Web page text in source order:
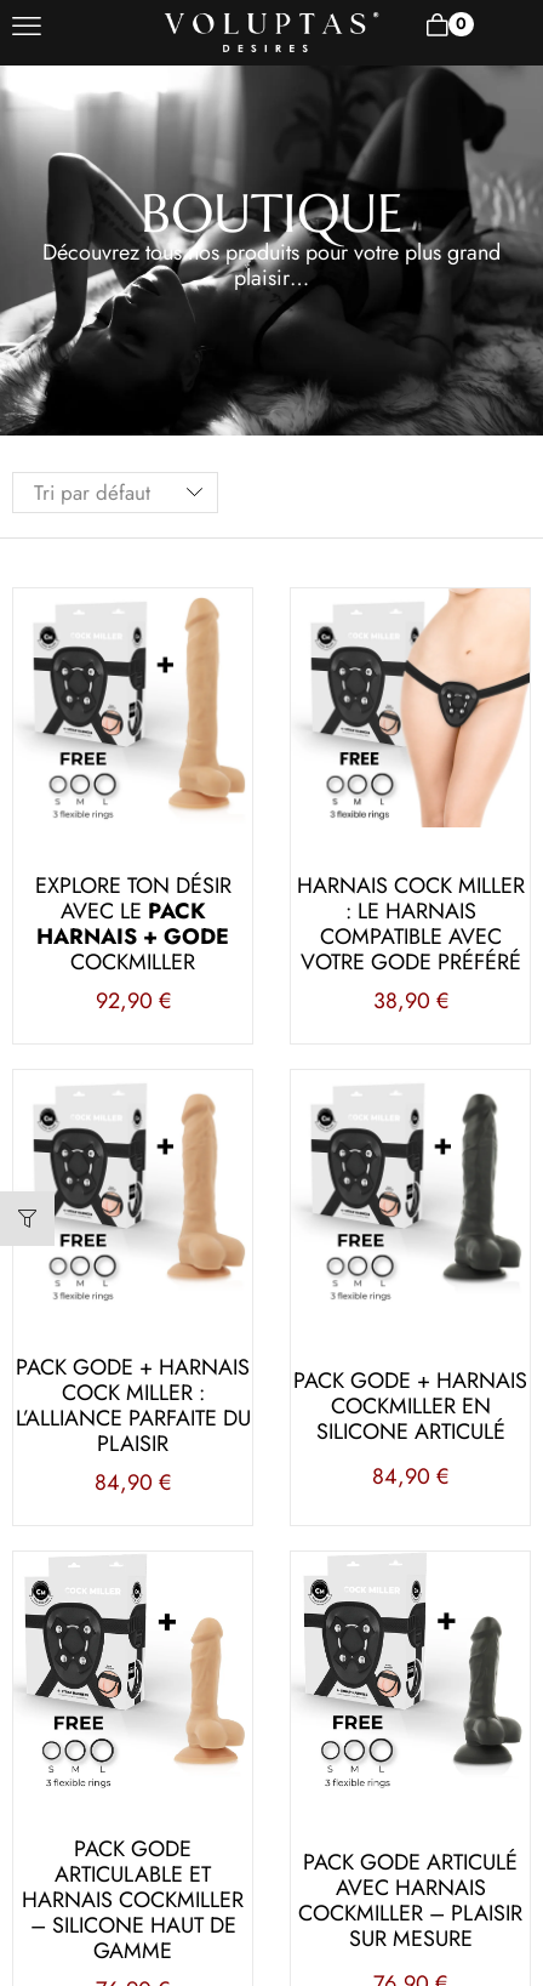
0
BOUTIQUE
Découvrez tous nos produits pour votre plus grand
plaisir…
EXPLORE TON DÉSIR
AVEC LE PACK
HARNAIS + GODE
COCKMILLER
92,90 €
HARNAIS COCK MILLER
: LE HARNAIS
COMPATIBLE AVEC
VOTRE GODE PRÉFÉRÉ
38,90 €
PACK GODE + HARNAIS
COCK MILLER :
L’ALLIANCE PARFAITE DU
PLAISIR
84,90 €
PACK GODE + HARNAIS
COCKMILLER EN
SILICONE ARTICULÉ
84,90 €
PACK GODE
ARTICULABLE ET
HARNAIS COCKMILLER
– SILICONE HAUT DE
GAMME
PACK GODE ARTICULÉ
AVEC HARNAIS
COCKMILLER – PLAISIR
SUR MESURE